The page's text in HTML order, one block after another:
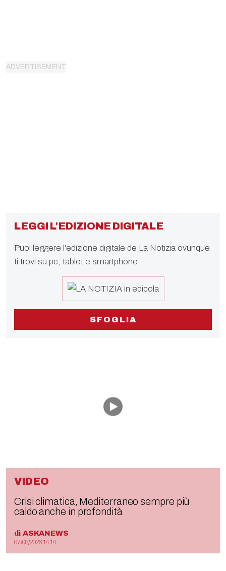
LEGGI L'EDIZIONE DIGITALE
Puoi leggere l'edizione digitale de La Notizia ovunque
ti trovi su pc, tablet e smartphone.
SFOGLIA
VIDEO
Crisi climatica, Mediterraneo sempre più
caldo anche in profondità
di ASKANEWS
07/08/2026 14:14